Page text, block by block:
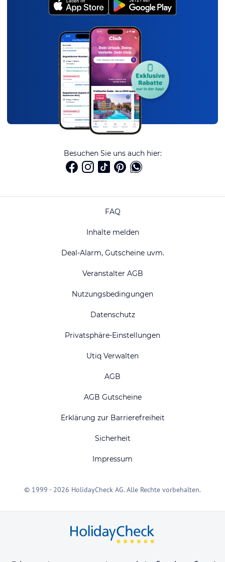
Besuchen Sie uns auch hier:
FAQ
Inhalte melden
Deal-Alarm, Gutscheine uvm.
Veranstalter AGB
Nutzungsbedingungen
Datenschutz
Privatsphäre-Einstellungen
Utiq Verwalten
AGB
AGB Gutscheine
Erklärung zur Barrierefreiheit
Sicherheit
Impressum
© 1999 - 2026 HolidayCheck AG. Alle Rechte vorbehalten.